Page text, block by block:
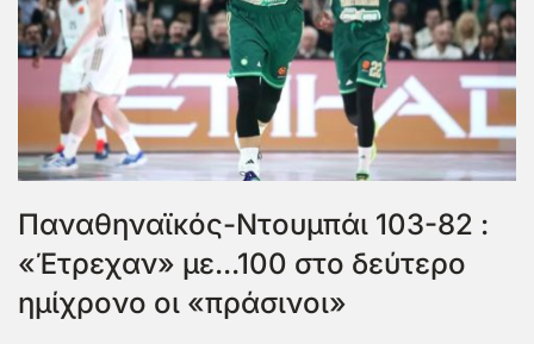
Παναθηναϊκός-Ντουμπάι 103-82 :
«Έτρεχαν» με...100 στο δεύτερο
ημίχρονο οι «πράσινοι»